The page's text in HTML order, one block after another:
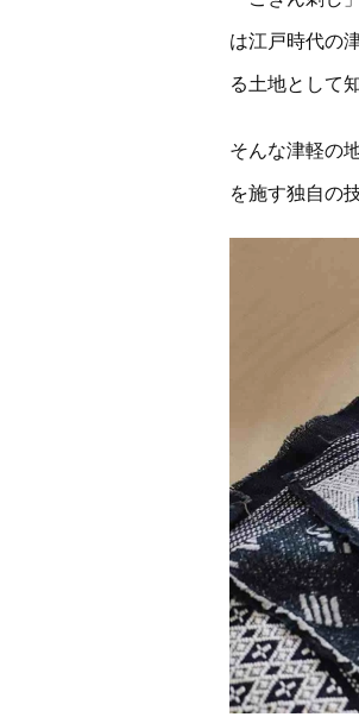
は江戸時代の
る土地として
そんな津軽の
を施す独自の